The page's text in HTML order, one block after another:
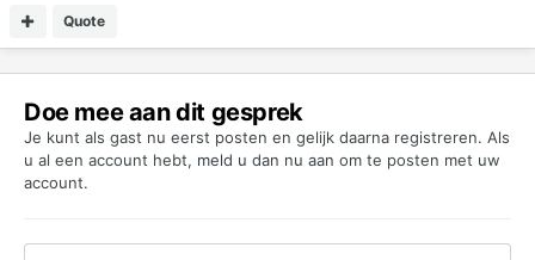
Quote
Doe mee aan dit gesprek
Je kunt als gast nu eerst posten en gelijk daarna registreren. Als
u al een account hebt, meld u dan nu aan om te posten met uw
account.